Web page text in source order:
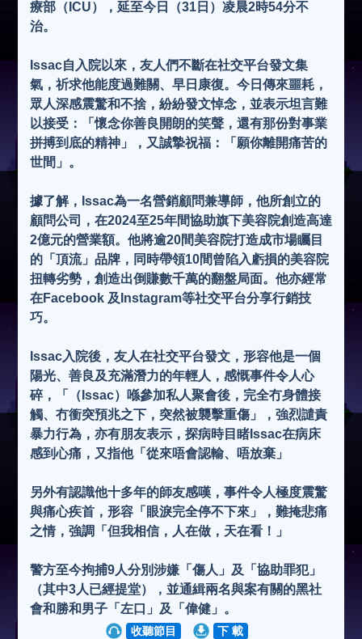
o
療部（ICU），延至今日（31日）凌晨2時54分不
治。
Issac自入院以來，友人們不斷在社交平台發文集
氣，祈求他能度過難關、早日康復。今日傳來噩耗，
眾人深感震驚和不捨，紛紛發文悼念，並表示坦言難
以接受：「懷念你善良開朗的笑聲，還有那份對事業
拼搏到底的精神」，又誠摯祝福：「願你離開痛苦的
世間」。
據了解，Issac為一名營銷顧問兼導師，他所創立的
顧問公司，在2024至25年間協助旗下美容院創造高達
2億元的營業額。他將逾20間美容院打造成市場矚目
的「頂流」品牌，同時帶領10間曾陷入虧損的美容院
扭轉劣勢，創造出倒賺數千萬的翻盤局面。他亦經常
在Facebook 及Instagram等社交平台分享行銷技
巧。
Issac入院後，友人在社交平台發文，形容他是一個
陽光、善良及充滿潛力的年輕人，感慨事件令人心
碎，「（Issac）喺參加私人聚會後，完全冇身體接
觸、冇衝突預兆之下，突然被襲擊重傷」，強烈譴責
暴力行為，亦有朋友表示，探病時目睹Issac在病床
感到心痛，又指他「從來唔會認輸、唔放棄」
另外有認識他十多年的師友感嘆，事件令人極度震驚
與痛心疾首，形容「眼淚完全停不下來」，難掩悲痛
之情，強調「但我相信，人在做，天在看！」
警方至今拘捕9人分別涉嫌「傷人」及「協助罪犯」
（其中3人已經提堂），並通緝兩名與案有關的黑社
會和勝和男子「左口」及「偉健」。
收聽節目 下 載